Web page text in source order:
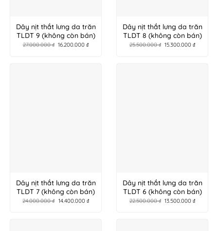
Dây nịt thắt lưng da trăn
TLDT 9 (không còn bán)
27.000.000₫ 16.200.000₫
Dây nịt thắt lưng da trăn
TLDT 8 (không còn bán)
25.500.000₫ 15.300.000₫
Dây nịt thắt lưng da trăn
TLDT 7 (không còn bán)
24.000.000₫ 14.400.000 ₫
Dây nịt thắt lưng da trăn
TLDT 6 (không còn bán)
22.500.000₫ 13.500.000₫